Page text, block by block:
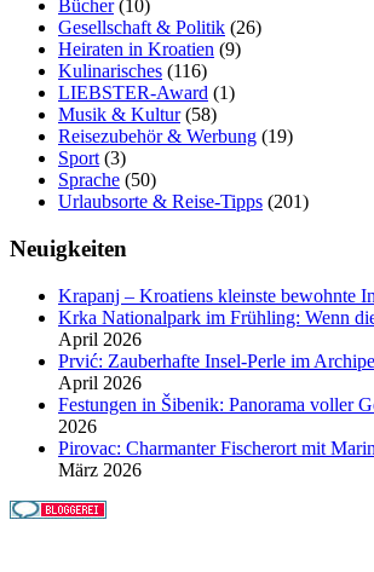
Bücher(10)
Gesellschaft & Politik (26)
Heiraten in Kroatien (9)
Kulinarisches (116)
LIEBSTER-Award (1)
Musik & Kultur(58)
Reisezubehör & Werbung (19)
Sport (3)
Sprache (50)
Urlaubsorte & Reise-Tipps (201)
Neuigkeiten
Krapanj – Kroatiens kleinste bewohnte
Krka Nationalpark im Frühling: Wenn
April 2026
Prvić: Zauberhafte Insel-Perle im
April 2026
Festungen in Šibenik: Panorama voller
2026
Pirovac: Charmanter Fischerort mit
März 2026